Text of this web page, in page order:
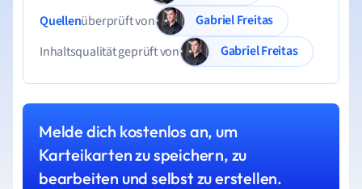
Quellenüberprüft von
Gabriel Freitas
Inhaltsqualität geprüft von
Gabriel Freitas
Melde dich kostenlos an, um
Karteikarten zu speichern, zu
bearbeiten und selbst zu erstellen.